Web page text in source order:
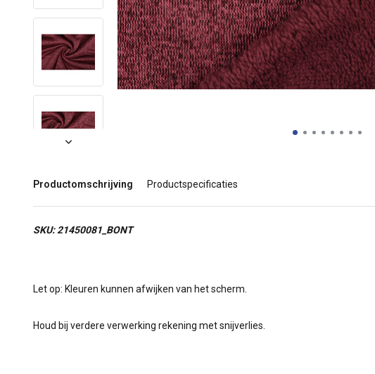
Productomschrijving Productspecificaties
SKU: 21450081_BONT
Let op: Kleuren kunnen afwijken van het scherm.
Houd bij verdere verwerking rekening met snijverlies.